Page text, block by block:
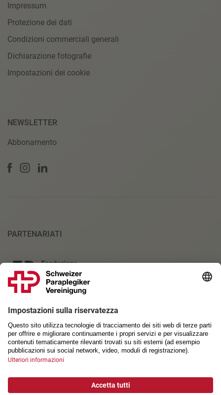
Impressum
Protezione dei dati
Condizioni commerciali generali
Dichiarazione fotografie
Impostazioni dei cookie
NEWSLETTER
Abbonamento
PARTENARIATI